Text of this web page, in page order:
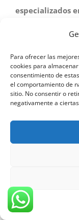
Para ofrecer las
cookies para
consentimiento de
el comportamiento de
sitio. No consentir o
negativamente a
especializados
¿HAS
LA
Puedes